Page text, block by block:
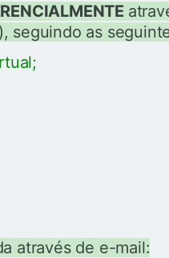
seguindo as
através de e-mail: